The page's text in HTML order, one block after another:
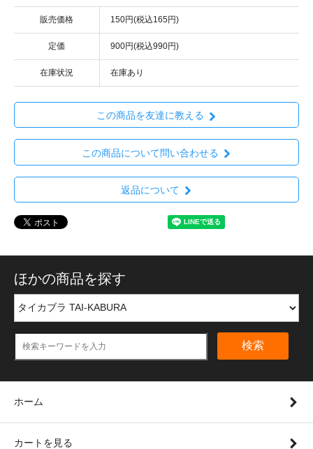
販売価格 150円(税込165円)
定価 900円(税込990円)
在庫状況 在庫あり
この商品を友達に教える
この商品について問い合わせる
返品について
ほかの商品を探す
検索
ホーム
カートを見る